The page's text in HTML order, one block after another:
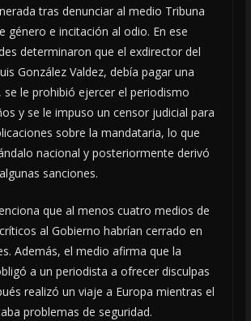
tras denunciar al medio Tribuna
género e incitación al odio. En ese
determinaron que el exdirector del
González Valdez, debía pagar una
se le prohibió ejercer el periodismo
y se le impuso un censor judicial para
sobre la mandataria, lo que
nacional y posteriormente derivó
sanciones.
que al menos cuatro medios de
al Gobierno habrían cerrado en
Además, el medio afirma que la
a un periodista a ofrecer disculpas
realizó un viaje a Europa mientras el
problemas de seguridad.